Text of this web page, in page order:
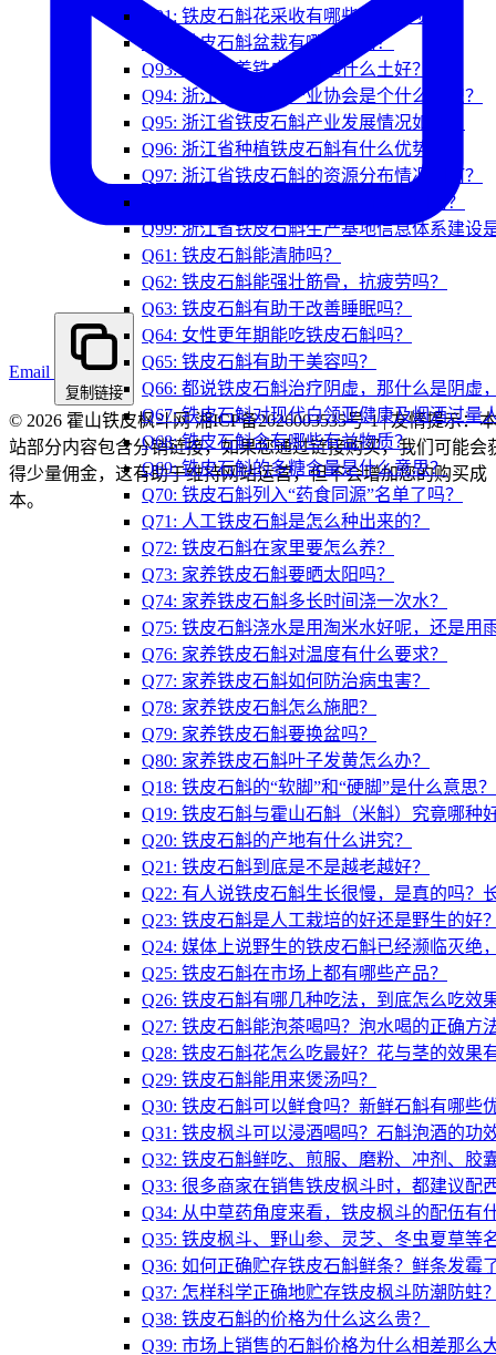
Q91: 铁皮石斛花采收有哪些注意事项？
Q92: 铁皮石斛盆栽有哪些妙用？
Q93: 家庭种养铁皮石斛选什么土好？
Q94: 浙江省中药材产业协会是个什么组织？
Q95: 浙江省铁皮石斛产业发展情况如何？
Q96: 浙江省种植铁皮石斛有什么优势？
Q97: 浙江省铁皮石斛的资源分布情况如何？
Q98: 铁皮石斛产业的延伸和持续性如何？
Q99: 浙江省铁皮石斛生产基地信息体系建设
Q61: 铁皮石斛能清肺吗？
Q62: 铁皮石斛能强壮筋骨，抗疲劳吗？
Q63: 铁皮石斛有助于改善睡眠吗？
Q64: 女性更年期能吃铁皮石斛吗？
Q65: 铁皮石斛有助于美容吗？
Q66: 都说铁皮石斛治疗阴虚，那什么是阴虚
Q67: 铁皮石斛对现代白领亚健康及烟酒过量
Q68: 铁皮石斛含有哪些有益物质？
Q69: 铁皮石斛的多糖含量是什么意思？
Q70: 铁皮石斛列入“药食同源”名单了吗？
Q71: 人工铁皮石斛是怎么种出来的？
Q72: 铁皮石斛在家里要怎么养？
Q73: 家养铁皮石斛要晒太阳吗？
Q74: 家养铁皮石斛多长时间浇一次水？
Q75: 铁皮石斛浇水是用淘米水好呢，还是用
Q76: 家养铁皮石斛对温度有什么要求？
Q77: 家养铁皮石斛如何防治病虫害？
Q78: 家养铁皮石斛怎么施肥？
Q79: 家养铁皮石斛要换盆吗？
Q80: 家养铁皮石斛叶子发黄怎么办？
Q18: 铁皮石斛的“软脚”和“硬脚”是什么意思
Q19: 铁皮石斛与霍山石斛（米斛）究竟哪种
Q20: 铁皮石斛的产地有什么讲究？
Q21: 铁皮石斛到底是不是越老越好？
Q22: 有人说铁皮石斛生长很慢，是真的吗？
Q23: 铁皮石斛是人工栽培的好还是野生的好
Q24: 媒体上说野生的铁皮石斛已经濒临灭绝
Q25: 铁皮石斛在市场上都有哪些产品？
Q26: 铁皮石斛有哪几种吃法，到底怎么吃效
Q27: 铁皮石斛能泡茶喝吗？泡水喝的正确方
Q28: 铁皮石斛花怎么吃最好？花与茎的效果
Q29: 铁皮石斛能用来煲汤吗？
Q30: 铁皮石斛可以鲜食吗？新鲜石斛有哪些
Q31: 铁皮枫斗可以浸酒喝吗？石斛泡酒的功
Q32: 铁皮石斛鲜吃、煎服、磨粉、冲剂、胶
Q33: 很多商家在销售铁皮枫斗时，都建议配
Q34: 从中草药角度来看，铁皮枫斗的配伍有
Q35: 铁皮枫斗、野山参、灵芝、冬虫夏草等
Q36: 如何正确贮存铁皮石斛鲜条？鲜条发霉
Q37: 怎样科学正确地贮存铁皮枫斗防潮防蛀
Q38: 铁皮石斛的价格为什么这么贵？
Q39: 市场上销售的石斛价格为什么相差那么
Email
复制链接
© 2026 霍山铁皮枫斗网 湘ICP备2026003535号-1 | 友情提示：本
站部分内容包含分销链接，如果您通过链接购买，我们可能会
得少量佣金，这有助于维持网站运营，但不会增加您的购买成
本。